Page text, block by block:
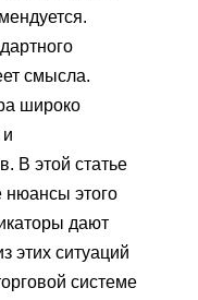
смысла.
широко
В этой статье
этого
дают
этих ситуаций
системе